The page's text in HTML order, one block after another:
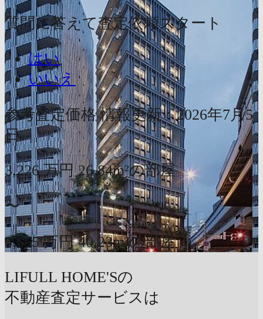
質問に答えて査定依頼スタート
はい
いいえ
参考査定価格 情報更新：2026年7月5
日
3,226 万円 26.84m²の部屋
〜
5,655 万円 40.23m²の部屋
LIFULL HOME'Sの
不動産査定サービスは